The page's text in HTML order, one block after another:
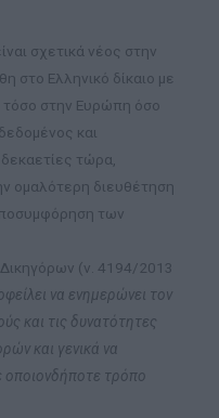
σχετικά νέος στην
στο Ελληνικό δίκαιο με
στην Ευρώπη όσο
και
τώρα,
ομαλότερη διευθέτηση
των
Δικηγόρων (ν. 4194/2013
να ενημερώνει τον
και τις δυνατότητες
και γενικά να
οποιονδήποτε τρόπο